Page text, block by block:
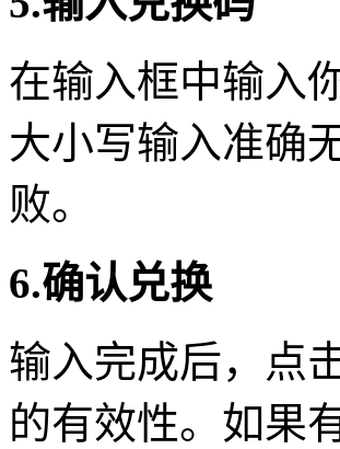
在输入框中输入
大小写输入准确
败。
6.确认兑换
输入完成后，点
的有效性。如果